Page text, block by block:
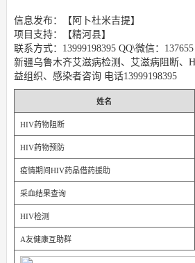
信息发布：【阿卜杜米吉提】
项目支持：【精河县】
联系方式：13999198395 QQ\微信：
新疆乌鲁木齐艾滋病检测、艾滋病阻断、
益组织、感染者咨询 电话13999198395
姓名
HIV药物阻断
HIV药物预防
疫情期间HIV药品借药援助
采血结果查询
HIV检测
A友健康互助群